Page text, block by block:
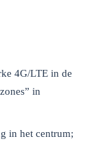
4G/LTE in de
in
in het centrum;